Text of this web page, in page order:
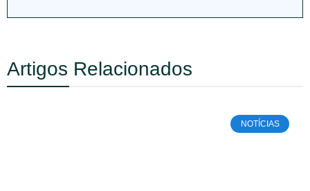
Artigos Relacionados
NOTÍCIAS